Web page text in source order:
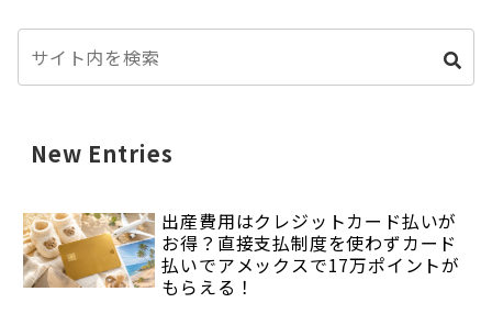
New Entries
出産費用はクレジットカード払いが
お得？直接支払制度を使わずカード
払いでアメックスで17万ポイントが
もらえる！